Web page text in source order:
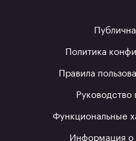
Политика
Правила
Руководство
Функциональные
Информация